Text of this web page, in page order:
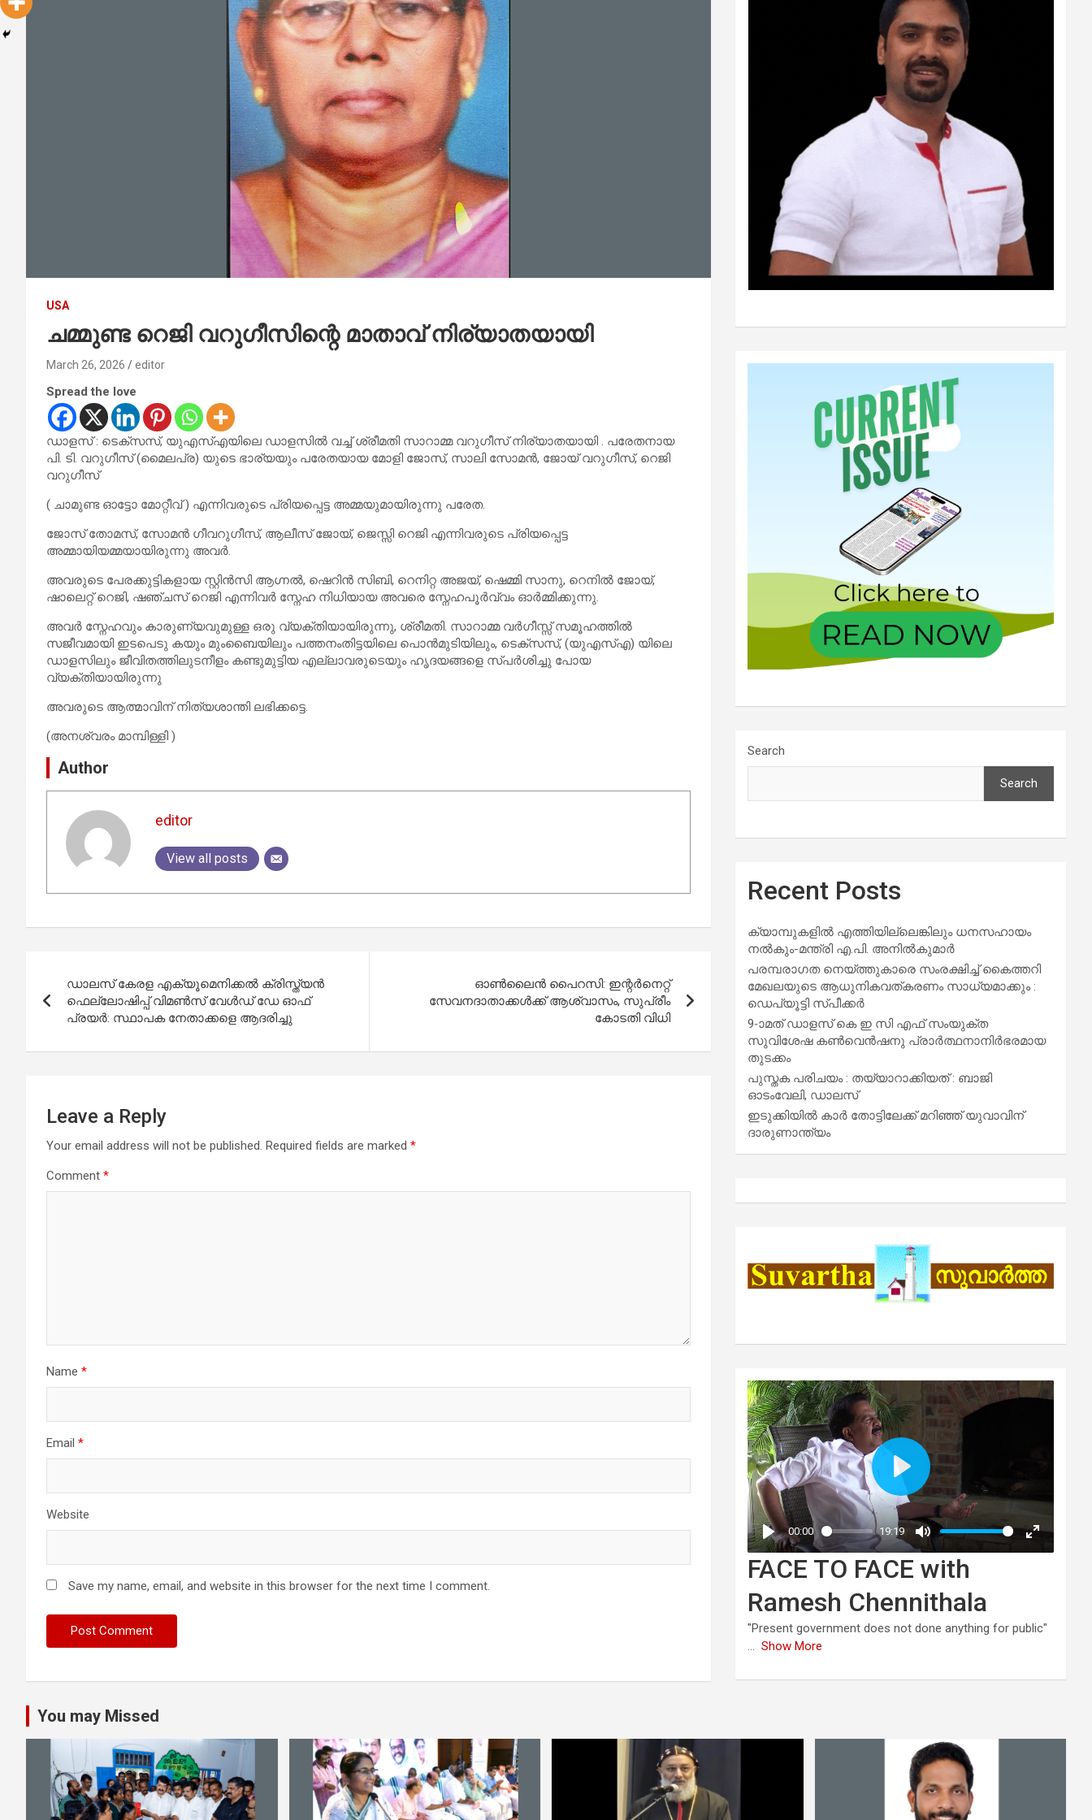
USA
ചമ്മുണ്ട റെജി വറുഗീസിന്റെ മാതാവ് നിര്യാതയായി
March 26, 2026 editor
Spread the love
ഡാളസ് : ടെക്സസ്, യുഎസ്എയിലെ ഡാളസിൽ വച്ച് ശ്രീമതി സാറാമ്മ വറുഗീസ് നിര്യാതയായി . പരേതനായ
പി. ടി. വറുഗീസ് (മൈലപ്ര) യുടെ ഭാര്യയും പരേതയായ മോളി ജോസ്, സാലി സോമൻ, ജോയ് വറുഗീസ്, റെജി
വറുഗീസ്
( ചാമുണ്ട ഓട്ടോ മോറ്റീവ് ) എന്നിവരുടെ പ്രിയപ്പെട്ട അമ്മയുമായിരുന്നു പരേത.
ജോസ് തോമസ്, സോമൻ ഗീവറുഗീസ്, ആലീസ് ജോയ്, ജെസ്സി റെജി എന്നിവരുടെ പ്രിയപ്പെട്ട
അമ്മായിയമ്മയായിരുന്നു അവർ.
അവരുടെ പേരക്കുട്ടികളായ സ്റ്റിൻസി ആഗ്നൽ, ഷെറിൻ സിബി, റെനിറ്റ അജയ്, ഷെമ്മി സാനു, റെനിൽ ജോയ്,
ഷാലെറ്റ് റെജി, ഷഞ്ചസ് റെജി എന്നിവർ സ്നേഹ നിധിയായ അവരെ സ്നേഹപൂർവ്വം ഓർമ്മിക്കുന്നു.
അവർ സ്നേഹവും കാരുണ്യവുമുള്ള ഒരു വ്യക്തിയായിരുന്നു, ശ്രീമതി. സാറാമ്മ വർഗീസ്സ്‌ സമൂഹത്തിൽ
സജീവമായി ഇടപെടു കയും മുംബൈയിലും പത്തനംതിട്ടയിലെ പൊൻമുടിയിലും, ടെക്സസ്, (യുഎസ്എ) യിലെ
ഡാളസിലും ജീവിതത്തിലുടനീളം കണ്ടുമുട്ടിയ എല്ലാവരുടെയും ഹൃദയങ്ങളെ സ്പർശിച്ചു പോയ
വ്യക്തിയായിരുന്നു
അവരുടെ ആത്മാവിന് നിത്യശാന്തി ലഭിക്കട്ടെ.
(അനശ്വരം മാമ്പിള്ളി )
Author
editor
View all posts
navigation
ഡാലസ് കേരള എക്യൂമെനിക്കൽ ക്രിസ്ത്യൻ
ഫെല്ലോഷിപ്പ് വിമൺസ് വേൾഡ് ഡേ ഓഫ്
പ്രയർ: സ്ഥാപക നേതാക്കളെ ആദരിച്ചു
ഓൺലൈൻ പൈറസി: ഇന്റർനെറ്റ്
സേവനദാതാക്കൾക്ക് ആശ്വാസം, സുപ്രീം
കോടതി വിധി
Leave a Reply
Your email address will not be published. Required fields are marked *
Comment *
Name *
Email *
Website
Save my name, email, and website in this browser for the next time I comment.
Search
Search
Recent Posts
ക്യാമ്പുകളിൽ എത്തിയില്ലെങ്കിലും ധനസഹായം
നൽകും-മന്ത്രി എ.പി. അനിൽകുമാർ
പരമ്പരാഗത നെയ്ത്തുകാരെ സംരക്ഷിച്ച് കൈത്തറി
മേഖലയുടെ ആധുനികവത്കരണം സാധ്യമാക്കും :
ഡെപ്യൂട്ടി സ്പീക്കർ
9-ാമത് ഡാളസ് കെ ഇ സി എഫ് സംയുക്ത
സുവിശേഷ കൺവെൻഷനു പ്രാർത്ഥനാനിർഭരമായ
തുടക്കം
പുസ്തക പരിചയം : തയ്യാറാക്കിയത് : ബാജി
ഓടംവേലി, ഡാലസ്
ഇടുക്കിയിൽ കാർ തോട്ടിലേക്ക് മറിഞ്ഞ് യുവാവിന്
ദാരുണാന്ത്യം
FACE TO FACE with
Ramesh Chennithala
"Present government does not done anything for public"
... Show More
You may Missed